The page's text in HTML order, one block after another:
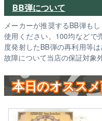
BB弾について
メーカーが推奨するBB弾も
使用ください。100均などで
度発射したBB弾の再利用等
故障について当店の保証対象
本日のオスス